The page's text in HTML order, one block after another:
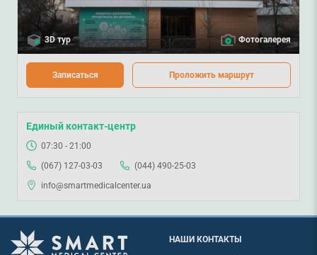
3D тур Фотогалерея
Записаться Проложить маршрут
Единый контакт-центр
07:30 - 21:00
(067) 127-03-03
(044) 490-25-03
info@smartmedicalcenter.ua
НАШИ КОНТАКТЫ